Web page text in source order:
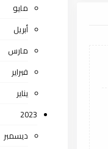
مايو
أبريل
مارس
فبراير
يناير
2023
ديسمبر